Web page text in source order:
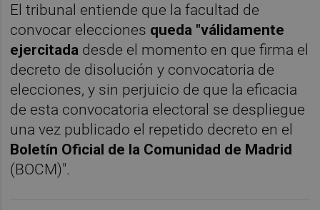
El tribunal entiende que la facultad de
convocar elecciones queda "válidamente
ejercitada desde el momento en que firma el
decreto de disolución y convocatoria de
elecciones, y sin perjuicio de que la eficacia
de esta convocatoria electoral se despliegue
una vez publicado el repetido decreto en el
Boletín Oficial de la Comunidad de Madrid
(BOCM)".